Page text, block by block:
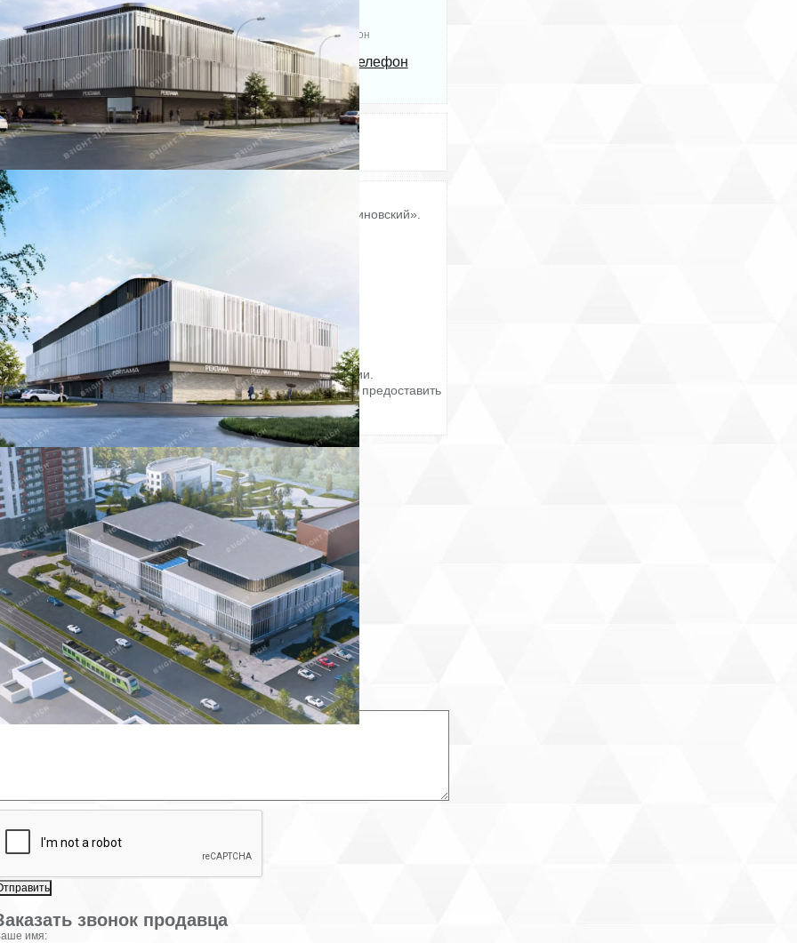
Bright Rich | CORFAC
International
Телефон
Показать телефон
Электричество: есть
Отопление: есть
Состояние ремонта: Отличное
Этаж: 3
Этажей всего: 4
Купить офисное помещение:
Офисное помещение 446.3 кв. м в бизнес-центре «Smart Ириновский».
Прямая продажа, без комиссии. Объект на стадии активного
строительства, готовность ко въезду уточняется по запросу.
Район: Красногвардейский.
Характеристики:
- Класс: A;
- Арендопригодная площадь: 5200;
- Высота потолков: 4 м, 5.1 м;
- Наличие лифта: Есть.
Стоимость: 93 716 700 руб.
Оформление сделки напрямую от собственника, без комиссии.
Готовы оперативно организовать просмотр в удобное время, предоставить
PDF-презентацию и план.
ID = c_1759468.
Пожаловаться на объявление
Продано
Несуществующий объект
Неверная цена
Неверный адрес
Не дозвониться
Другая причина
Связаться с продавцом
Следить за объектом
с продавцом
*
комментарий:
звонок продавца
имя: